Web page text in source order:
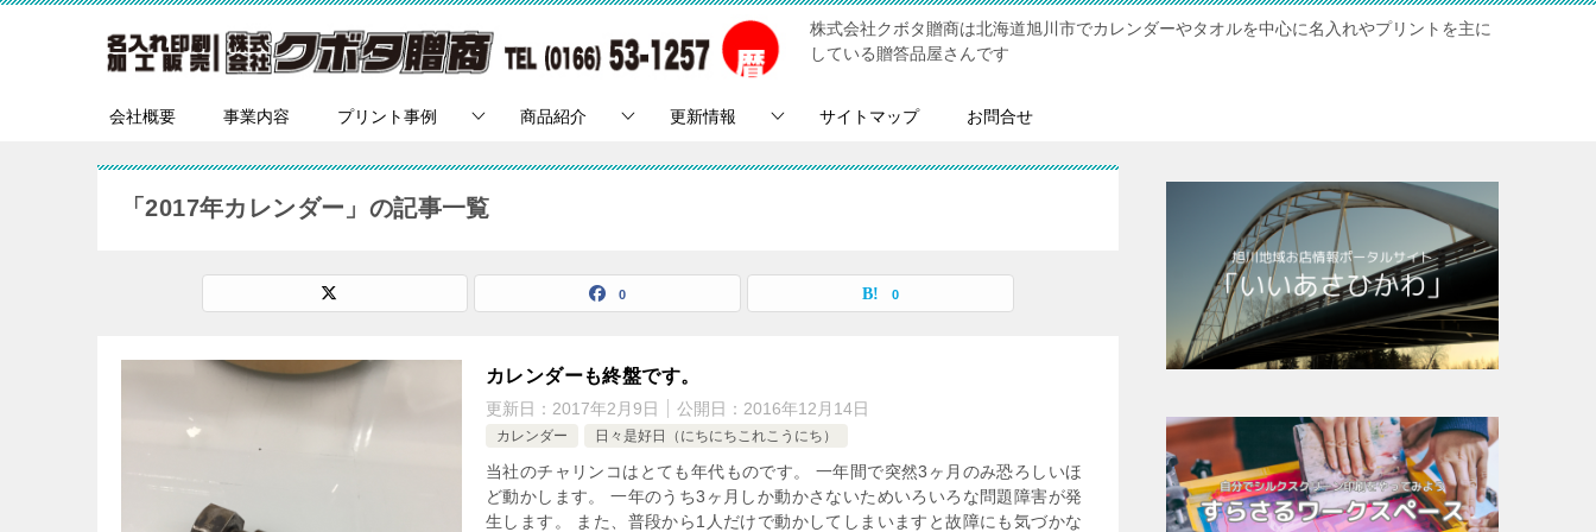
株式会社クボタ贈商は北海道旭川市でカレンダーやタオルを中心に名入れやプリントを主に
している贈答品屋さんです
会社概要 事業内容 プリント事例 商品紹介 更新情報 サイトマップ お問合せ
「2017年カレンダー」の記事一覧
0 0
カレンダーも終盤です。
更新日： 2017年2月9日 公開日： 2016年12月14日
カレンダー 日々是好日（にちにちこれこうにち）
当社のチャリンコはとても年代ものです。 一年間で突然3ヶ月のみ恐ろしいほ
ど動かします。 一年のうち3ヶ月しか動かさないためいろいろな問題障害が発
生します。 また、普段から1人だけで動かしてしまいますと故障にも気づかな